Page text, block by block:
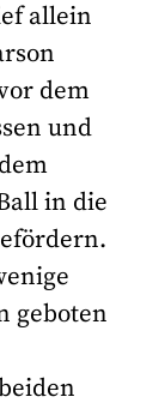
allein
dem
und
in die
geboten